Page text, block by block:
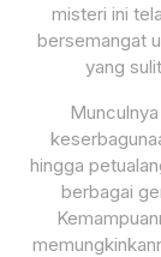
misteri ini
bersemangat
yang
hingga
berbagai